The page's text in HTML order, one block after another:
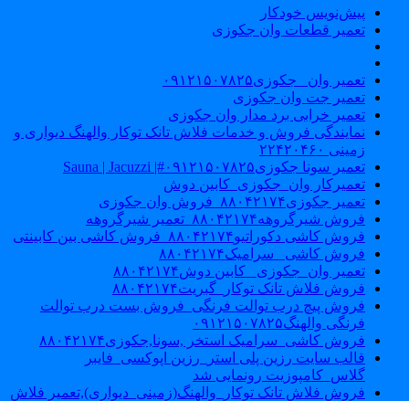
پیش‌نویس خودکار
تعمیر قطعات وان جکوزی
تعمیر وان _جکوزی۰۹۱۲۱۵۰۷۸۲۵
تعمیر جت وان جکوزی
تعمیر خرابی برد مدار وان جکوزی
نمایندگی فروش و خدمات فلاش تانک توکار والهنگ دیواری و
زمینی ۲۲۴۲۰۴۶۰
تعمیر سونا جکوزی۰۹۱۲۱۵۰۷۸۲۵#| Sauna | Jacuzzi
تعمیرکار وان_جکوزی_کابین دوش
تعمیر جکوزی۸۸۰۴۲۱۷۴_فروش وان جکوزی
فروش شیرگروهه۸۸۰۴۲۱۷۴_تعمیر شیرگروهه
فروش کاشی دکوراتیو۸۸۰۴۲۱۷۴_فروش کاشی بین کابینتی
فروش کاشی _سرامیک۸۸۰۴۲۱۷۴
تعمیر وان_جکوزی_ کابین دوش۸۸۰۴۲۱۷۴
فروش فلاش تانک توکار_گبریت۸۸۰۴۲۱۷۴
فروش پیچ درب توالت فرنگی_فروش بست درب توالت
فرنگی والهنگ۰۹۱۲۱۵۰۷۸۲۵
فروش کاشی_سرامیک استخر ,سونا,جکوزی۸۸۰۴۲۱۷۴
قالب سایت رزین پلی استر_رزین اپوکسی_فایبر
گلاس_کامپوزیت رونمایی شد
فروش فلاش تانک توکار_والهنگ(زمینی_دیواری),تعمیر فلاش